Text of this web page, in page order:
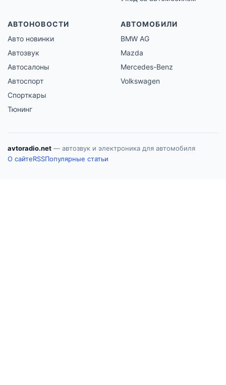
АВТОНОВОСТИ
Авто новинки
Автозвук
Автосалоны
Автоспорт
Спорткары
Тюнинг
АВТОМОБИЛИ
BMW AG
Mazda
Mercedes-Benz
Volkswagen
avtoradio.net — автозвук и электроника для автомобиля
О сайтеRSSПопулярные статьи